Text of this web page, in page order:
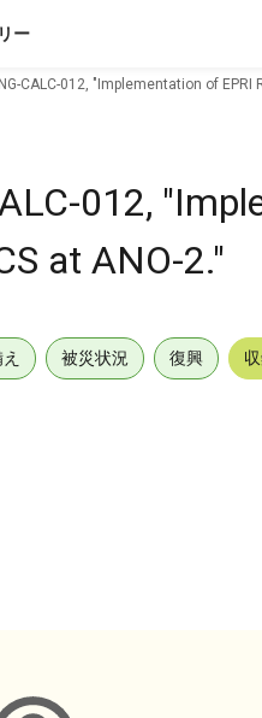
ー
CALC-012, "Implementation of
012,
at ANO-2."
被災状況 復興